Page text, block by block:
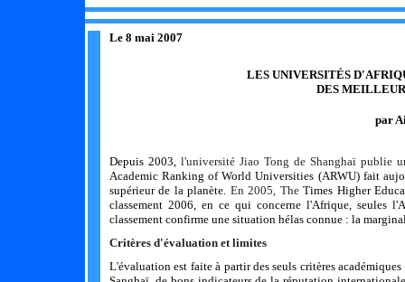
Le 8 mai 2007
LES UNIVERSITÉS
DES
par
Depuis 2003,l'université Jiao Tong de Shanghaï publie
Academic Ranking of World Universities (ARWU) fait
supérieur de la planète. En 2005, TheTimes Higher
classement 2006, en ce qui concerne l'Afrique, seules
classement confirme une situation hélas connue : la
Critères d'évaluation et limites
L'évaluation est faite à partir des seuls critères